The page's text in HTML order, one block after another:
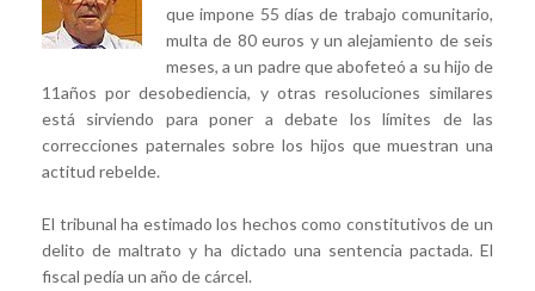
que impone 55 días de trabajo comunitario,
multa de 80 euros y un alejamiento de seis
meses, a un padre que abofeteó a su hijo de
11años por desobediencia, y otras resoluciones similares
está sirviendo para poner a debate los límites de las
correcciones paternales sobre los hijos que muestran una
actitud rebelde.
El tribunal ha estimado los hechos como constitutivos de un
delito de maltrato y ha dictado una sentencia pactada. El
fiscal pedía un año de cárcel.